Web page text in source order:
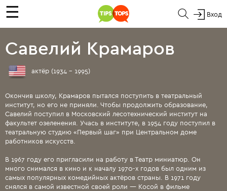
☰ Вход
Савелий Крамаров
актёр (1934 - 1995)
Окончив школу, Крамаров пытался поступить в театральный
институт, но его не приняли. Чтобы продолжить образование,
Савелий поступил в Московский лесотехнический институт на
факультет озеленения. Учась в институте, в 1954 году поступил в
театральную студию «Первый шаг» при Центральном доме
работников искусств.
В 1967 году его пригласили на работу в Театр миниатюр. Он
много снимался в кино и к началу 1970-х годов был одним из
самых популярных комедийных актёров страны. В 1971 году
снялся в самой известной своей роли — Косой в фильме